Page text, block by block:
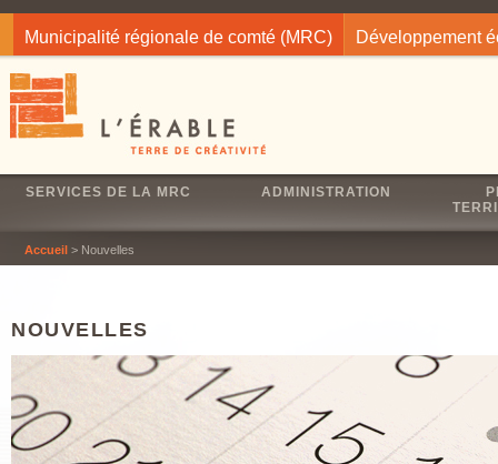
Municipalité régionale de comté (MRC) Développement
SERVICES DE LA MRC ADMINISTRATION
Accueil > Nouvelles
NOUVELLES